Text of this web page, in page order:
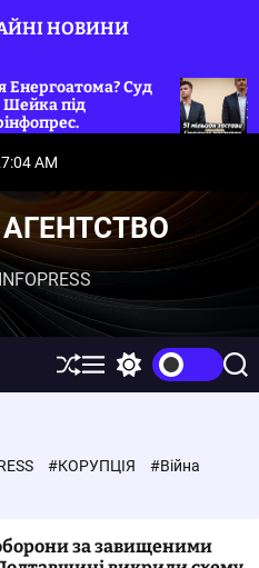
НОВИНИ
Суд
«51
:04AM
П
е
а
а
т
М
е е
и
к
о
П
о
#КОРУПЦІЯ
#Війна
за завищеними